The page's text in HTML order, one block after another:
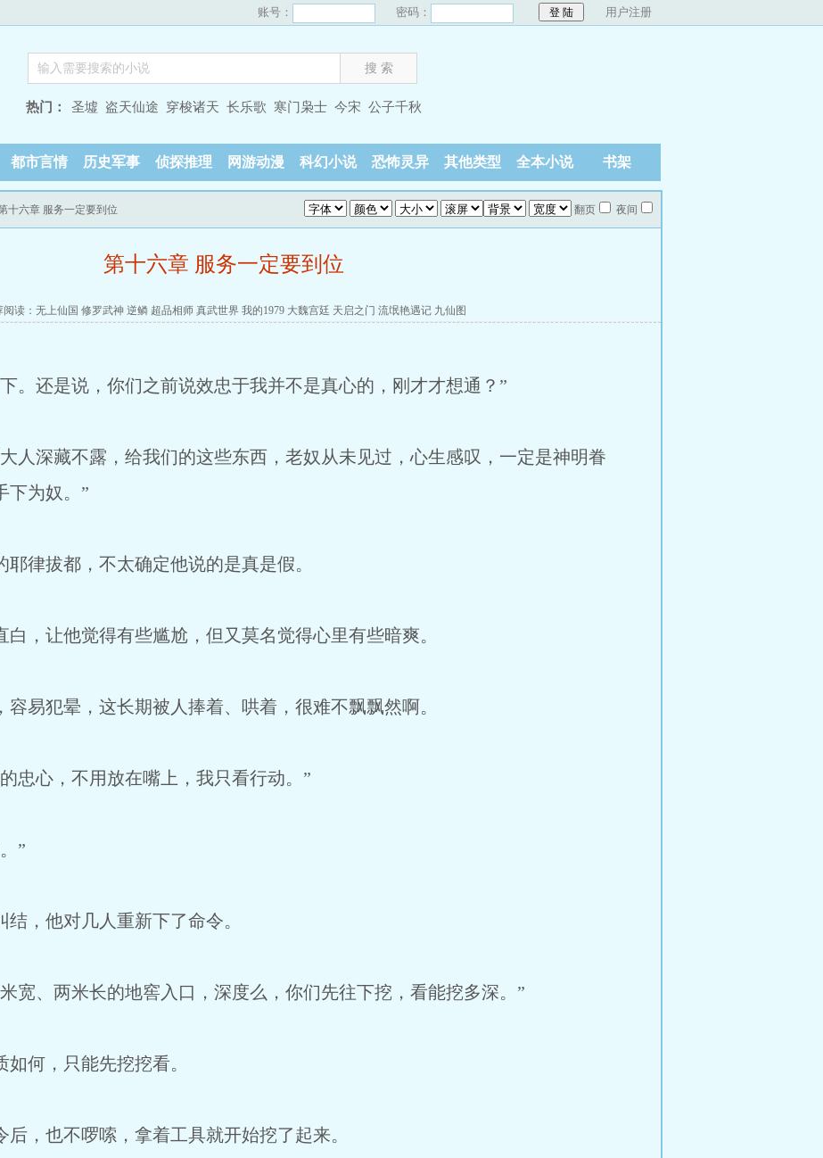
账号： 密码： 用户注册
热门： 圣墟 盗天仙途 穿梭诸天 长乐歌 寒门枭士 今宋 公子千秋
都市言情 历史军事 侦探推理 网游动漫 科幻小说 恐怖灵异 其他类型 全本小说 书架
十六章 服务一定要到位 翻页 夜间
第十六章 服务一定要到位
读： 无上仙国 修罗武神 逆鳞 超品相师 真武世界 我的1979 大魏宫廷 天启之门 流氓艳遇记 九仙图
。还是说，你们之前说效忠于我并不是真心的，刚才才想通？”
人深藏不露，给我们的这些东西，老奴从未见过，心生感叹，一定是神明眷
下为奴。”
律拔都，不太确定他说的是真是假。
，让他觉得有些尴尬，但又莫名觉得心里有些暗爽。
易犯晕，这长期被人捧着、哄着，很难不飘飘然啊。
忠心，不用放在嘴上，我只看行动。”
”
，他对几人重新下了命令。
宽、两米长的地窖入口，深度么，你们先往下挖，看能挖多深。”
何，只能先挖挖看。
后，也不啰嗦，拿着工具就开始挖了起来。